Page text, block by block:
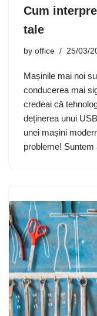
Cum
tale
by office 25/03/
Mașinile mai noi
conducerea mai
credeai că
deținerea unui
unei mașini
probleme! Suntem